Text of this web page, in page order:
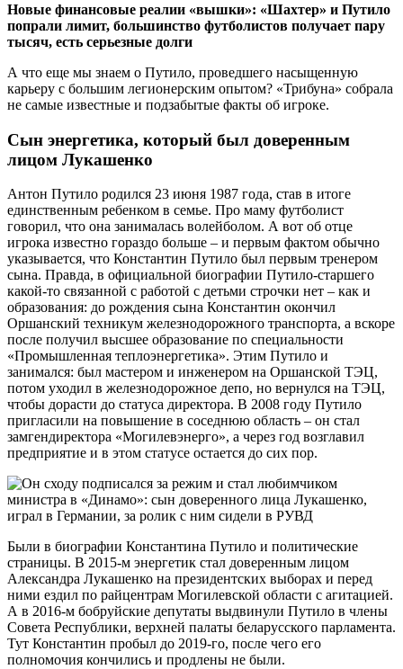
Новые финансовые реалии «вышки»: «Шахтер» и Путило
попрали лимит, большинство футболистов получает пару
тысяч, есть серьезные долги
А что еще мы знаем о Путило, проведшего насыщенную
карьеру с большим легионерским опытом? «Трибуна» собрала
не самые известные и подзабытые факты об игроке.
Сын энергетика, который был доверенным
лицом Лукашенко
Антон Путило родился 23 июня 1987 года, став в итоге
единственным ребенком в семье. Про маму футболист
говорил, что она занималась волейболом. А вот об отце
игрока известно гораздо больше – и первым фактом обычно
указывается, что Константин Путило был первым тренером
сына. Правда, в официальной биографии Путило-старшего
какой-то связанной с работой с детьми строчки нет – как и
образования: до рождения сына Константин окончил
Оршанский техникум железнодорожного транспорта, а вскоре
после получил высшее образование по специальности
«Промышленная теплоэнергетика». Этим Путило и
занимался: был мастером и инженером на Оршанской ТЭЦ,
потом уходил в железнодорожное депо, но вернулся на ТЭЦ,
чтобы дорасти до статуса директора. В 2008 году Путило
пригласили на повышение в соседнюю область – он стал
замгендиректора «Могилевэнерго», а через год возглавил
предприятие и в этом статусе остается до сих пор.
Были в биографии Константина Путило и политические
страницы. В 2015-м энергетик стал доверенным лицом
Александра Лукашенко на президентских выборах и перед
ними ездил по райцентрам Могилевской области с агитацией.
А в 2016-м бобруйские депутаты выдвинули Путило в члены
Совета Республики, верхней палаты беларусского парламента.
Тут Константин пробыл до 2019-го, после чего его
полномочия кончились и продлены не были.